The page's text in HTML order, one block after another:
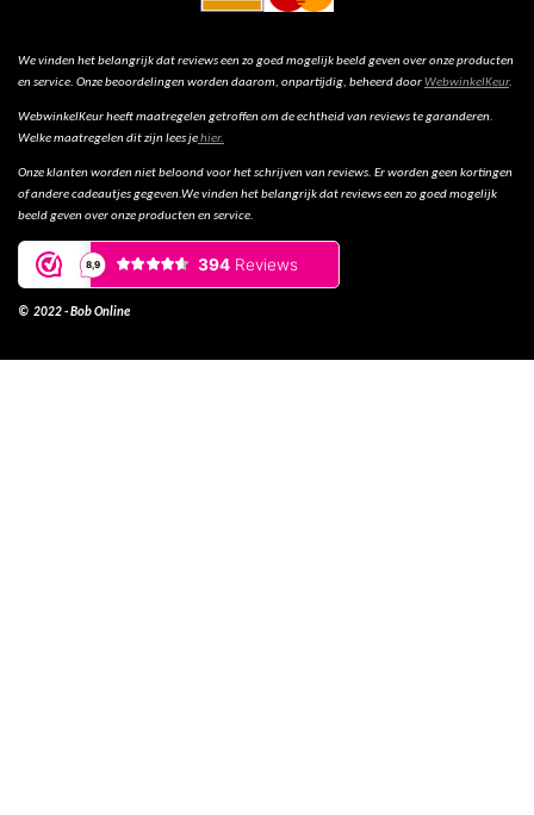
We vinden het belangrijk dat reviews een zo goed mogelijk beeld geven over onze producten
en service. Onze beoordelingen worden daarom, onpartijdig, beheerd doorWebwinkelKeur.
WebwinkelKeur heeft maatregelen getroffen om de echtheid van reviews te garanderen.
Welke maatregelen dit zijn lees jehier.
Onze klanten worden niet beloond voor het schrijven van reviews. Er worden geen kortingen
of andere cadeautjes gegeven.We vinden het belangrijk dat reviews een zo goed mogelijk
beeld geven over onze producten en service.
© 2022 - Bob Online